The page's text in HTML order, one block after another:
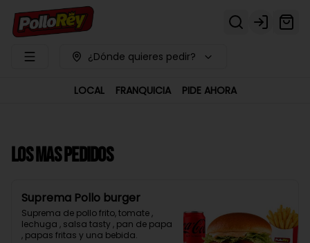
Login
¿Dónde quieres pedir?
LOCAL FRANQUICIA PIDE AHORA
LOS MAS PEDIDOS
Suprema Pollo burger
Suprema de pollo frito, tomate ,
lechuga , salsa tasty , pan de papa
, papas fritas y una bebida.